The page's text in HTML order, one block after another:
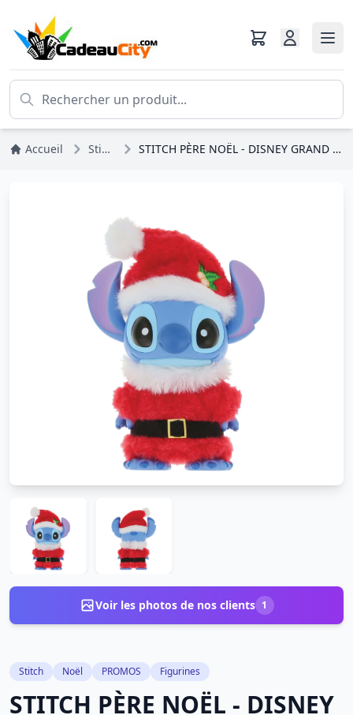
Accueil Stitch STITCH PÈRE NOËL - DISNEY GRAND JESTER
Voir les photos de nos clients 1
Stitch Noël PROMOS Figurines
STITCH PÈRE NOËL - DISNEY